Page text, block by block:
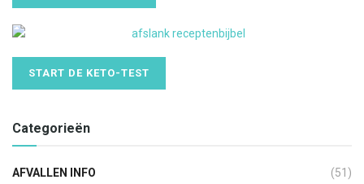
START DE KETO-TEST
Categorieën
AFVALLEN INFO (51)